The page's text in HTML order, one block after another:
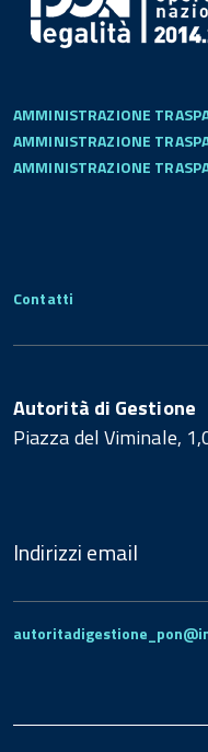
AMMINISTRAZIONE
AMMINISTRAZIONE
AMMINISTRAZIONE
Contatti
Autorità di Gestione
Piazza del Viminale,
Indirizzi email